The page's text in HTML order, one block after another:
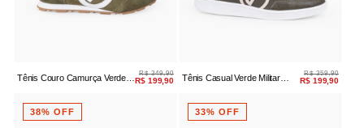
Tênis Couro Camurça Verde
R$ 349,90
R$ 199,90
Tênis Casual Verde Militar
R$ 359,90
R$ 199,90
38% OFF 33% OFF